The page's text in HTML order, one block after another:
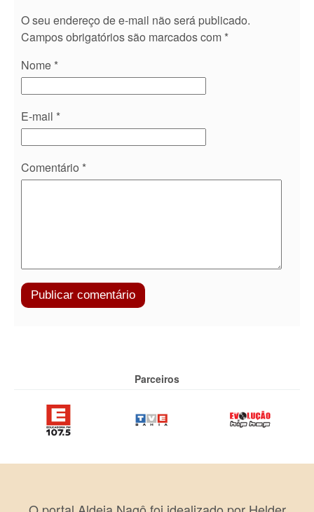
O seu endereço de e-mail não será publicado.
Campos obrigatórios são marcados com *
Nome *
E-mail *
Comentário *
Parceiros